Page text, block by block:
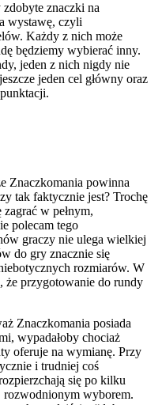
znaczki na
wystawę, czyli
Każdy z nich może
będziemy wybierać inny.
jeden z nich nigdy nie
jeden cel główny oraz
Znaczkomania powinna
tak faktycznie jest? Trochę
w pełnym,
polecam tego
graczy nie ulega wielkiej
do gry znacznie się
rozmiarów. W
że przygotowanie do rundy
Znaczkomania posiada
wypadałoby chociaż
oferuje na wymianę. Przy
i trudniej coś
się po kilku
rozwodnionym wyborem.